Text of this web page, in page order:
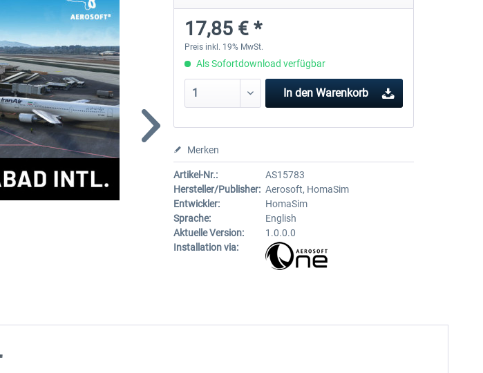
17,85 € *
Preis inkl. 19% MwSt.
Als Sofortdownload verfügbar
In den Warenkorb
Merken
Artikel-Nr.:
AS15783
Hersteller/Publisher: Aerosoft, HomaSim
Entwickler:
HomaSim
Sprache:
English
Aktuelle Version:
1.0.0.0
Installation via: